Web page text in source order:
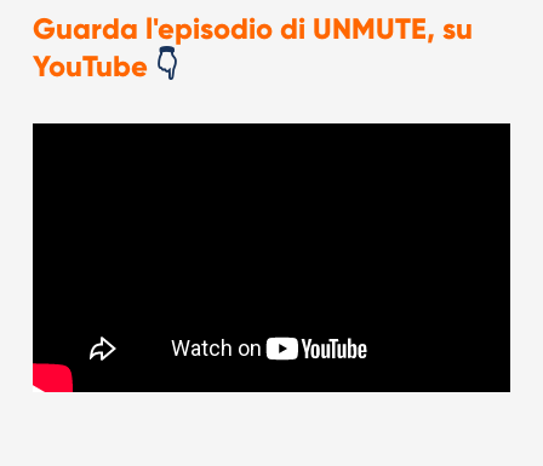
Guarda l'episodio di UNMUTE, su
YouTube👇